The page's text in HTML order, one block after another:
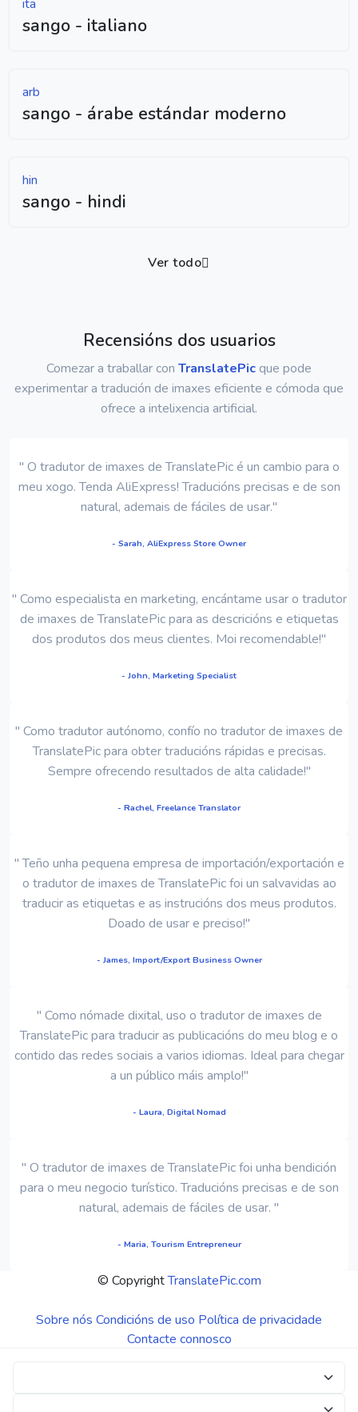
ita
sango - italiano
arb
sango - árabe estándar moderno
hin
sango - hindi
Ver todo
Recensións dos usuarios
Comezar a traballar con TranslatePicque pode
experimentar a tradución de imaxes eficiente e cómoda que
ofrece a intelixencia artificial.
" O tradutor de imaxes de TranslatePic é un cambio para o
meu xogo. Tenda AliExpress! Traducións precisas e de son
natural, ademais de fáciles de usar."
- Sarah, AliExpress Store Owner
" Como especialista en marketing, encántame usar o tradutor
de imaxes de TranslatePic para as descricións e etiquetas
dos produtos dos meus clientes. Moi recomendable!"
- John, Marketing Specialist
" Como tradutor autónomo, confío no tradutor de imaxes de
TranslatePic para obter traducións rápidas e precisas.
Sempre ofrecendo resultados de alta calidade!"
- Rachel, Freelance Translator
" Teño unha pequena empresa de importación/exportación e
o tradutor de imaxes de TranslatePic foi un salvavidas ao
traducir as etiquetas e as instrucións dos meus produtos.
Doado de usar e preciso!"
- James, Import/Export Business Owner
" Como nómade dixital, uso o tradutor de imaxes de
TranslatePic para traducir as publicacións do meu blog e o
contido das redes sociais a varios idiomas. Ideal para chegar
a un público máis amplo!"
- Laura, Digital Nomad
" O tradutor de imaxes de TranslatePic foi unha bendición
para o meu negocio turístico. Traducións precisas e de son
natural, ademais de fáciles de usar. "
- Maria, Tourism Entrepreneur
© CopyrightTranslatePic.com
Sobre nós Condicións de uso Política de privacidade
Contacte connosco